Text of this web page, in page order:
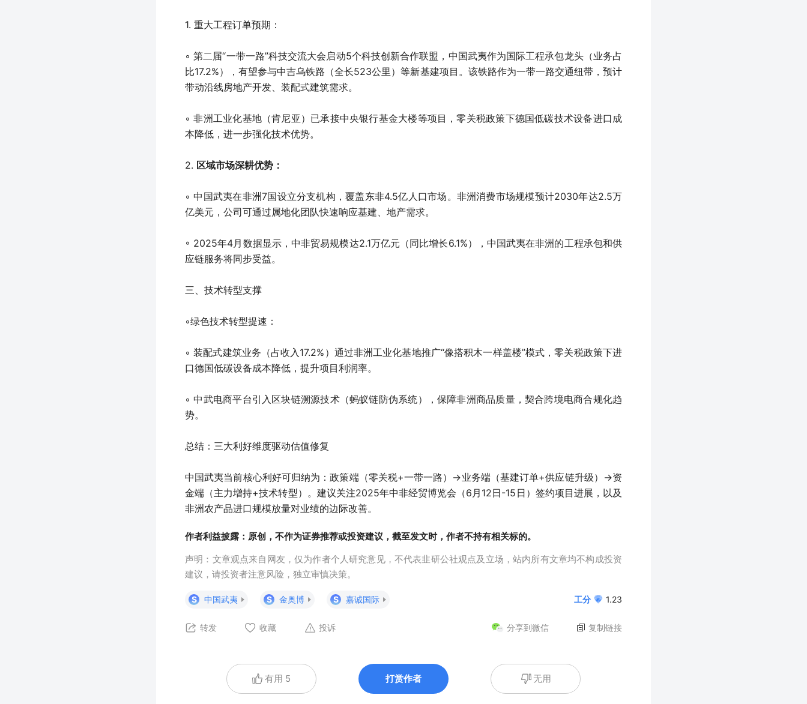
1. 重大工程订单预期：
◦ 第二届“一带一路”科技交流大会启动5个科技创新合作联盟，中国武夷作为国际工程承包龙头（业务占
比17.2%），有望参与中吉乌铁路（全长523公里）等新基建项目。该铁路作为一带一路交通纽带，预计
带动沿线房地产开发、装配式建筑需求。
◦ 非洲工业化基地（肯尼亚）已承接中央银行基金大楼等项目，零关税政策下德国低碳技术设备进口成
本降低，进一步强化技术优势。
2. 区域市场深耕优势：
◦ 中国武夷在非洲7国设立分支机构，覆盖东非4.5亿人口市场。非洲消费市场规模预计2030年达2.5万
亿美元，公司可通过属地化团队快速响应基建、地产需求。
◦ 2025年4月数据显示，中非贸易规模达2.1万亿元（同比增长6.1%），中国武夷在非洲的工程承包和供
应链服务将同步受益。
三、技术转型支撑
◦绿色技术转型提速：
◦ 装配式建筑业务（占收入17.2%）通过非洲工业化基地推广“像搭积木一样盖楼”模式，零关税政策下进
口德国低碳设备成本降低，提升项目利润率。
◦ 中武电商平台引入区块链溯源技术（蚂蚁链防伪系统），保障非洲商品质量，契合跨境电商合规化趋
势。
总结：三大利好维度驱动估值修复
中国武夷当前核心利好可归纳为：政策端（零关税+一带一路）→业务端（基建订单+供应链升级）→资
金端（主力增持+技术转型）。建议关注2025年中非经贸博览会（6月12日-15日）签约项目进展，以及
非洲农产品进口规模放量对业绩的边际改善。
作者利益披露：原创，不作为证券推荐或投资建议，截至发文时，作者不持有相关标的。
声明：文章观点来自网友，仅为作者个人研究意见，不代表韭研公社观点及立场，站内所有文章均不构成投资
建议，请投资者注意风险，独立审慎决策。
S 中国武夷 S 金奥博 S 嘉诚国际 工分 1.23
转发 收藏 投诉 复制链接
分享到微信
有用 5 打赏作者 无用